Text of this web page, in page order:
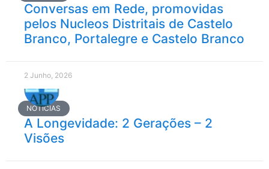
Conversas em Rede, promovidas
pelos Nucleos Distritais de Castelo
Branco, Portalegre e Castelo Branco
2 Junho, 2026
NOTÍCIAS
A Longevidade: 2 Gerações – 2
Visões